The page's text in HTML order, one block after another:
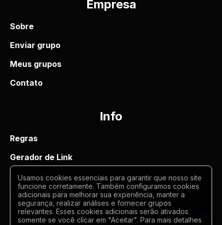
Empresa
Sobre
Enviar grupo
Meus grupos
Contato
Info
Regras
Gerador de Link
Termos de uso
Politica de privacidade
Usamos cookies essenciais para garantir que nosso site
funcione corretamente. Também configuramos cookies
adicionais para melhorar sua experiência, manter a
segurança, realizar análises e fornecer grupos
relevantes. Esses cookies adicionais serão ativados
somente se você clicar em "Aceitar". Para mais detalhes